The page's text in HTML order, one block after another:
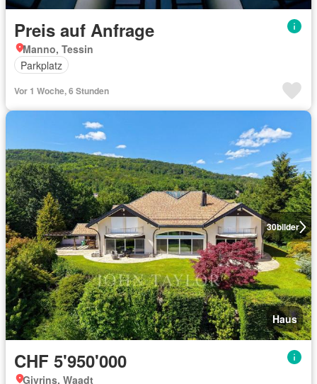
Preis auf Anfrage
Manno, Tessin
Parkplatz
Vor 1 Woche, 6 Stunden
30bilder
Haus
CHF 5'950'000
Givrins, Waadt